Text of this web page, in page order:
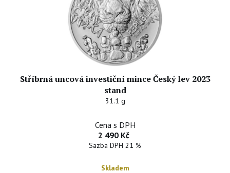
Stříbrná uncová investiční mince Český lev 2023
stand
31.1 g
Cena s DPH
2 490 Kč
Sazba DPH 21 %
Skladem